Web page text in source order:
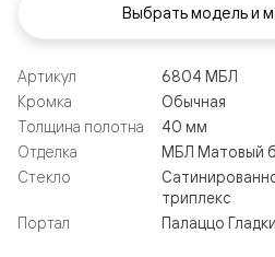
Артикул
6804 МБЛ
Кромка
Обычная
Толщина полотна
40 мм
Отделка
МБЛ Матовый
Стекло
триплекс
Портал
Палаццо
Выбрать модель и